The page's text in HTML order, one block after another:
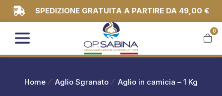
SPEDIZIONE GRATUITA A PARTIRE DA 49,00 €
0
You are here:
Home Aglio Sgranato Aglio in camicia – 1 Kg